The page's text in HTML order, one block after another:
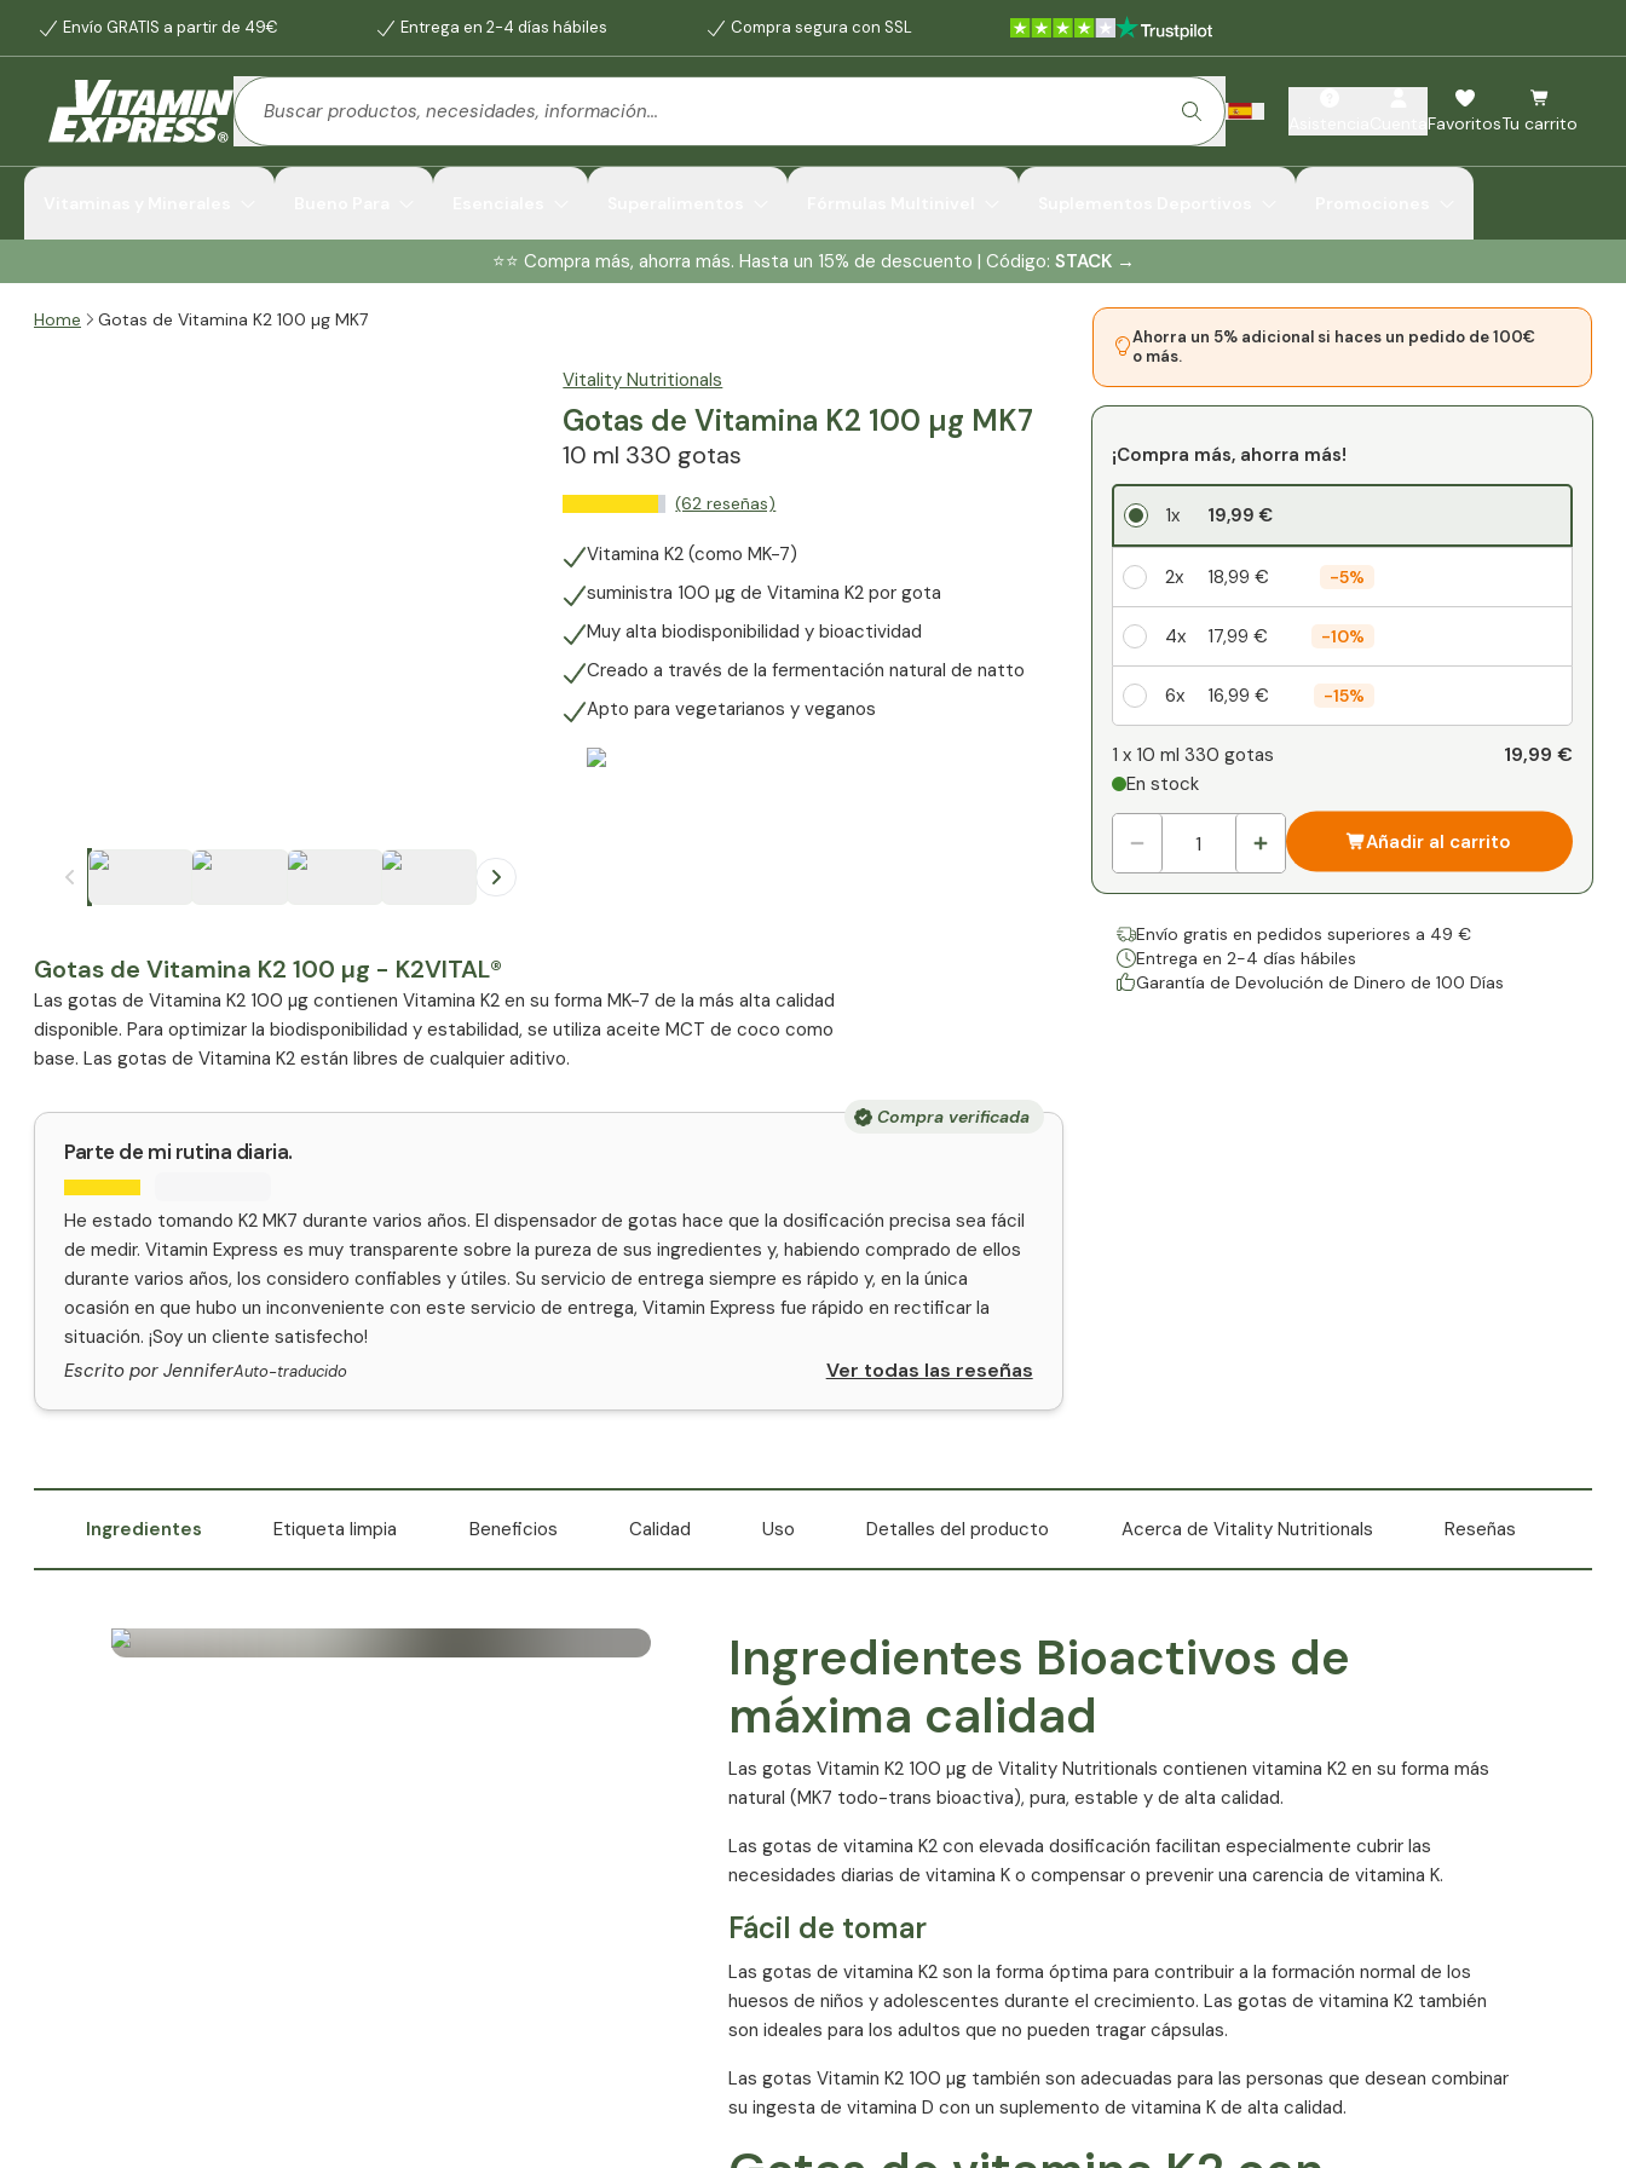
Envío GRATIS a partir de 49€ Entrega en 2-4 días hábiles Compra segura con SSL
FavoritosTu carrito
⭐️⭐️ Compra más, ahorra más. Hasta un 15% de descuento | Código: STACK→
Home Gotas de Vitamina K2 100 µg MK7
Vitality Nutritionals
Gotas de Vitamina K2 100 µg MK7
10 ml 330 gotas
(62 reseñas)
Vitamina K2 (como MK-7)
suministra 100 µg de Vitamina K2 por gota
Muy alta biodisponibilidad y bioactividad
Creado a través de la fermentación natural de natto
Apto para vegetarianos y veganos
Ahorra un 5% adicional si haces un pedido de 100€
o más.
¡Compra más, ahorra más!
1x 19,99 €
2x 18,99 € -5%
4x 17,99 € -10%
6x 16,99 € -15%
1x
1 x 10 ml 330 gotas
En stock
19,99 €
Añadir al carrito
Envío gratis en pedidos superiores a 49 €
Entrega en 2-4 días hábiles
Garantía de Devolución de Dinero de 100 Días
Gotas de Vitamina K2 100 µg - K2VITAL®
Las gotas de Vitamina K2 100 µg contienen Vitamina K2 en su forma MK-7 de la más alta calidad
disponible. Para optimizar la biodisponibilidad y estabilidad, se utiliza aceite MCT de coco como
base. Las gotas de Vitamina K2 están libres de cualquier aditivo.
Compra verificada
Parte de mi rutina diaria.
He estado tomando K2 MK7 durante varios años. El dispensador de gotas hace que la dosificación precisa sea fácil
de medir. Vitamin Express es muy transparente sobre la pureza de sus ingredientes y, habiendo comprado de ellos
durante varios años, los considero confiables y útiles. Su servicio de entrega siempre es rápido y, en la única
ocasión en que hubo un inconveniente con este servicio de entrega, Vitamin Express fue rápido en rectificar la
situación. ¡Soy un cliente satisfecho!
Escrito por JenniferAuto-traducido Ver todas las reseñas
Ingredientes Etiqueta limpia Beneficios Calidad Uso Detalles del producto Acerca de Vitality Nutritionals Reseñas
Ingredientes Bioactivos de
máxima calidad
Las gotas Vitamin K2 100 µg de Vitality Nutritionals contienen vitamina K2 en su forma más
natural (MK7 todo-trans bioactiva), pura, estable y de alta calidad.
Las gotas de vitamina K2 con elevada dosificación facilitan especialmente cubrir las
necesidades diarias de vitamina K o compensar o prevenir una carencia de vitamina K.
Fácil de tomar
Las gotas de vitamina K2 son la forma óptima para contribuir a la formación normal de los
huesos de niños y adolescentes durante el crecimiento. Las gotas de vitamina K2 también
son ideales para los adultos que no pueden tragar cápsulas.
Las gotas Vitamin K2 100 µg también son adecuadas para las personas que desean combinar
su ingesta de vitamina D con un suplemento de vitamina K de alta calidad.